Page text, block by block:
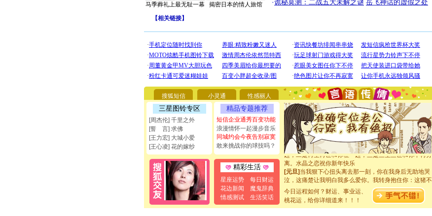
马季葬礼上最无耻一幕 揭密日本的情人旅馆
·诡秘莫测：二战五大未解之谜 岳飞神话的虚假之处
【相关链接】
搜狐短信 小灵通 性感丽人
三星图铃专区
[周杰伦] 千里之外
[誓 言] 求佛
[王力宏] 大城小爱
[王心凌] 花的嫁纱
精品专题推荐
短信企业通秀百变功能
浪漫情怀一起漫步音乐
同城约会今夜告别寂寞
敢来挑战你的球技吗？
精彩生活
星座运势
每日财运
花边新闻
魔鬼辞典
情感测试
生活笑话
[圣诞节]圣诞节到了，想想没什么送给你的，又不打算给
你太多，只有给你五千万：千万快乐！千万要健康！千万
要平安！千万要知足！千万不要忘记我！
[圣诞节]不只这样的日子才会想起你,而是这样的日子才
都要快乐噢!
[圣诞节]奉上一颗祝福的心,在这个特别的日子里,愿幸福,
如意,快乐,鲜花,一切美好的祝愿与你同在.圣诞快乐!
[元旦]看到你我会触电；看不到你我要充电；没有你我会
断电。爱你是我职业，想你是我事业，抱你是我特长，吻
你是我专业！水晶之恋祝你新年快乐
[元旦]如果上天让我许三个愿望，一是今生今世和你在一
起；二是再生再世和你在一起；三是三生三世和你不再分
离。水晶之恋祝你新年快乐
[元旦]当我狠下心扭头离去那一刻，你在我身后无助地哭
泣，这痛楚让我明白我多么爱你。我转身抱住你：这猪不
卖了。水晶之恋祝你新年快乐。
[春节]风柔雨润好月圆，半岛铁盒伴身边，每日尽显开心
颜！冬去春来似水如烟，劳碌人生需尽欢！听一曲轻歌，
道一声平安！新年吉祥万事如愿
今日运程如何？财运、事业运、
桃花运，给你详细道来！！！